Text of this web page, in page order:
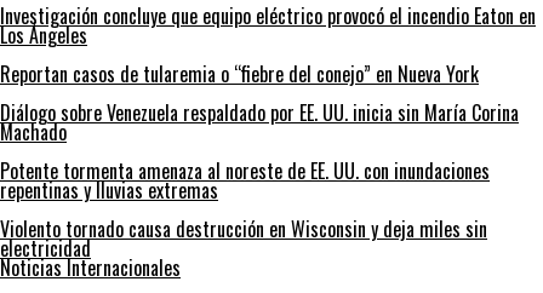
Investigación concluye que equipo eléctrico provocó el incendio Eaton en
Los Ángeles
Reportan casos de tularemia o “fiebre del conejo” en Nueva York
Diálogo sobre Venezuela respaldado por EE. UU. inicia sin María Corina
Machado
Potente tormenta amenaza al noreste de EE. UU. con inundaciones
repentinas y lluvias extremas
Violento tornado causa destrucción en Wisconsin y deja miles sin
electricidad
Noticias Internacionales